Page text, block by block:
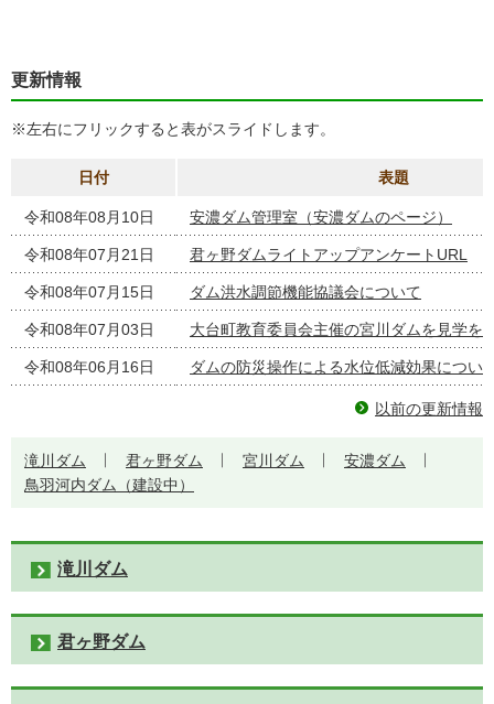
更新情報
※左右にフリックすると表がスライドします。
日付 表題
令和08年08月10日 安濃ダム管理室（安濃ダムのページ）
令和08年07月21日 君ヶ野ダムライトアップアンケートURL
令和08年07月15日 ダム洪水調節機能協議会について
令和08年07月03日 大台町教育委員会主催の宮川ダムを見学を
令和08年06月16日 ダムの防災操作による水位低減効果につい
以前の更新情報
滝川ダム 君ヶ野ダム 宮川ダム
安濃ダム
鳥羽河内ダム（建設中）
滝川ダム
君ヶ野ダム